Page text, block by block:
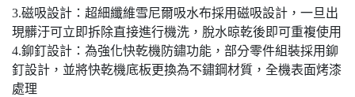
3.磁吸設計：超細纖維雪尼爾吸水布採用磁吸設計，一旦出
現髒汙可立即拆除直接進行機洗，脫水晾乾後即可重複使用
4.鉚釘設計：為強化快乾機防鏽功能，部分零件組裝採用鉚
釘設計，並將快乾機底板更換為不鏽鋼材質，全機表面烤漆
處理